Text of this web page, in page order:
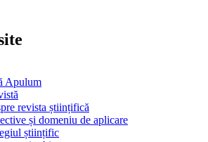
Apulum
revista științifică
și domeniu de aplicare
științific